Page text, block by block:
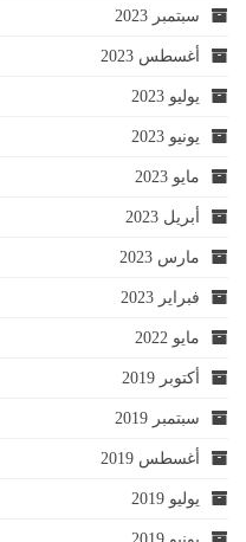
سبتمبر 2023
أغسطس 2023
يوليو 2023
يونيو 2023
مايو 2023
أبريل 2023
مارس 2023
فبراير 2023
مايو 2022
أكتوبر 2019
سبتمبر 2019
أغسطس 2019
يوليو 2019